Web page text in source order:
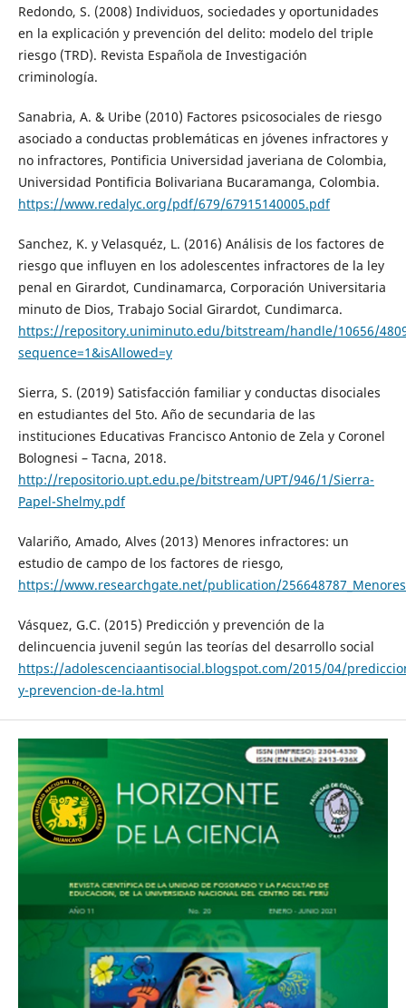
Redondo, S. (2008) Individuos, sociedades y oportunidades
en la explicación y prevención del delito: modelo del triple
riesgo (TRD). Revista Española de Investigación
criminología.
Sanabria, A. & Uribe (2010) Factores psicosociales de riesgo
asociado a conductas problemáticas en jóvenes infractores y
no infractores, Pontificia Universidad javeriana de Colombia,
Universidad Pontificia Bolivariana Bucaramanga, Colombia.
https://www.redalyc.org/pdf/679/67915140005.pdf
Sanchez, K. y Velasquéz, L. (2016) Análisis de los factores de
riesgo que influyen en los adolescentes infractores de la ley
penal en Girardot, Cundinamarca, Corporación Universitaria
minuto de Dios, Trabajo Social Girardot, Cundimarca.
https://repository.uniminuto.edu/bitstream/handle/10656/4809/
sequence=1&isAllowed=y
Sierra, S. (2019) Satisfacción familiar y conductas disociales
en estudiantes del 5to. Año de secundaria de las
instituciones Educativas Francisco Antonio de Zela y Coronel
Bolognesi – Tacna, 2018.
http://repositorio.upt.edu.pe/bitstream/UPT/946/1/Sierra-
Papel-Shelmy.pdf
Valariño, Amado, Alves (2013) Menores infractores: un
estudio de campo de los factores de riesgo,
https://www.researchgate.net/publication/
Vásquez, G.C. (2015) Predicción y prevención de la
delincuencia juvenil según las teorías del desarrollo social
https://adolescenciaantisocial.blogspot.com/2015/04/
y-prevencion-de-la.html